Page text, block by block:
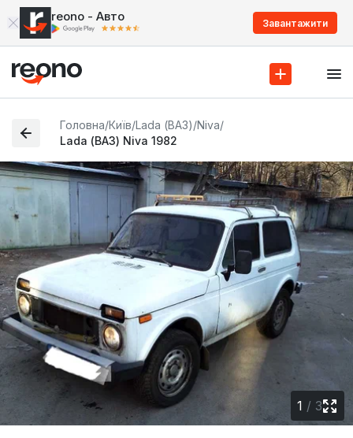
reono - Авто Завантажити
Головна/Київ/Lada (ВАЗ)/Niva/
Lada (ВАЗ) Niva 1982
1 / 3